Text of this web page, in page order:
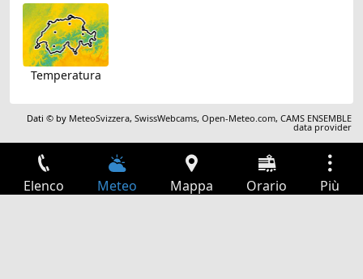
Temperatura
Dati © by MeteoSvizzera,SwissWebcams,Open-Meteo.com,CAMS ENSEMBLE
data provider
Elenco Meteo Mappa Orario Più